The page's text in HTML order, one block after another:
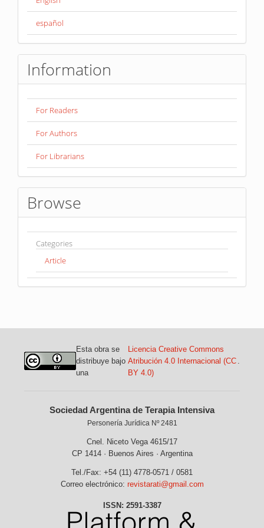
español
Information
For Readers
For Authors
For Librarians
Browse
Categories
Article
Esta obra se
distribuye bajo
una
Licencia Creative Commons
Atribución 4.0 Internacional (CC
BY 4.0)
Sociedad Argentina de Terapia Intensiva
Personería Jurídica Nº 2481
Cnel. Niceto Vega 4615/17
CP 1414 · Buenos Aires · Argentina
Tel./Fax: +54 (11) 4778-0571 / 0581
Correo electrónico: revistarati@gmail.com
ISSN: 2591-3387